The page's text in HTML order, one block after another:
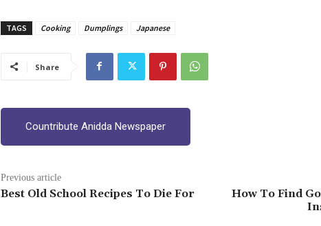
TAGS Cooking Dumplings Japanese
Share
Countribute Anidda Newspaper
Previous article
Best Old School Recipes To Die For
How To Find